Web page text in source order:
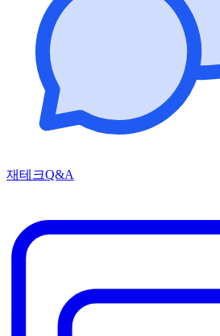
재테크Q&A